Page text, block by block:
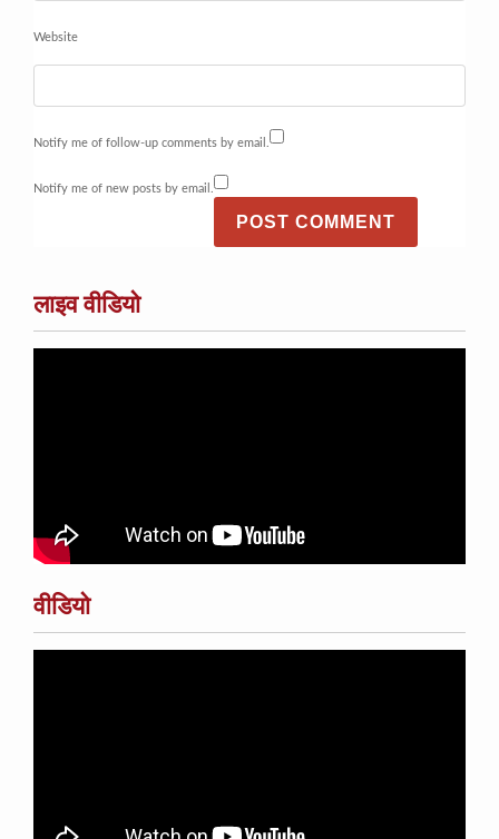
Website
Notify me of follow-up comments by email.
Notify me of new posts by email.
लाइव वीडियो
वीडियो